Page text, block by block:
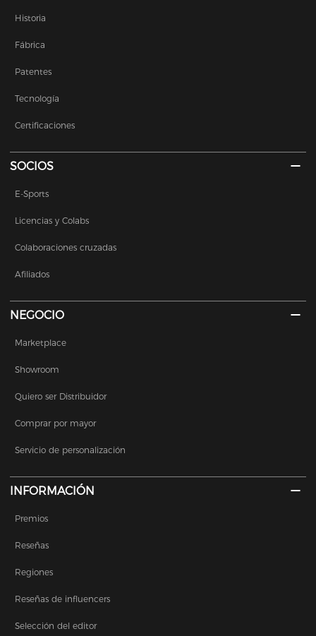
Historia
Fábrica
Patentes
Tecnología
Certificaciones
SOCIOS
E-Sports
Licencias y Colabs
Colaboraciones cruzadas
Afiliados
NEGOCIO
Marketplace
Showroom
Quiero ser Distribuidor
Comprar por mayor
Servicio de personalización
INFORMACIÓN
Premios
Reseñas
Regiones
Reseñas de influencers
Selección del editor